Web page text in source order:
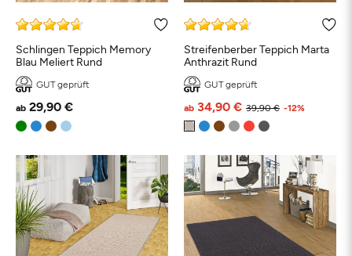
Schlingen Teppich Memory
Blau Meliert Rund
GUT geprüft
ab 29,90 €
Streifenberber Teppich Marta
Anthrazit Rund
GUT geprüft
39,90 €
ab 34,90 € -12%